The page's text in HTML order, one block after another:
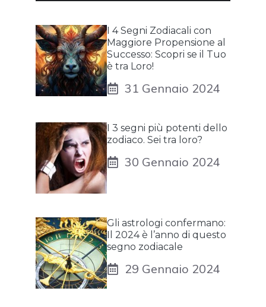
I 4 Segni Zodiacali con
Maggiore Propensione al
Successo: Scopri se il Tuo
è tra Loro!
31 Gennaio 2024
I 3 segni più potenti dello
zodiaco. Sei tra loro?
30 Gennaio 2024
Gli astrologi confermano:
Il 2024 è l’anno di questo
segno zodiacale
29 Gennaio 2024